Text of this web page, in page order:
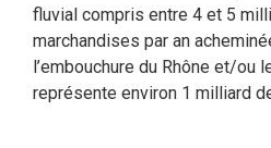
fluvial compris entre 4 et 5
marchandises par an
l’embouchure du Rhône et/ou
représente environ 1 milliard